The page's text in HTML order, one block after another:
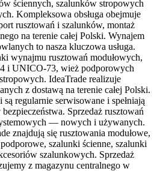
ściennych, szalunków stropowych
Kompleksowa obsługa obejmuje
rusztowań i szalunków, montaż
na terenie całej Polski. Wynajem
to nasza kluczowa usługa.
wynajmu rusztowań modułowych,
i UNICO-73, wież podporowych
IdeaTrade realizuje
z dostawą na terenie całej Polski.
regularnie serwisowane i spełniają
Sprzedaż rusztowań
— nowych i używanych.
znajdują się rusztowania modułowe,
szalunki ścienne, szalunki
szalunkowych. Sprzedaż
z magazynu centralnego w